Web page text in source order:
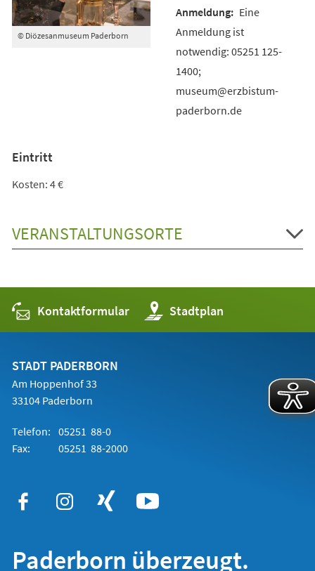
© Diözesanmuseum Paderborn
Eine
Anmeldung ist
notwendig: 05251 125-
1400;
museum@erzbistum-
paderborn.de
Eintritt
Kosten: 4 €
VERANSTALTUNGSORTE
Kontaktformular Stadtplan
(Öffnet
in
einem
STADT PADERBORN
Am Hoppenhof 33
33104 Paderborn
Telefon: 05251 88-0
Fax:
05251 88-2000
Paderborn überzeugt.